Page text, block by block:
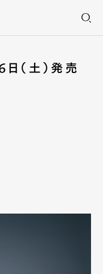
（土）発売